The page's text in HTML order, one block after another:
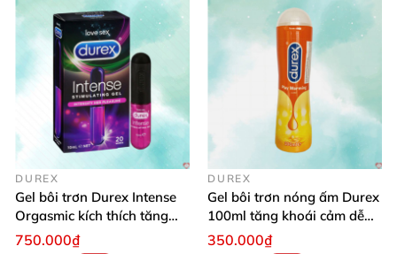
DUREX
Gel bôi trơn Durex Intense
Orgasmic kích thích tăng
hưng phấn nữ giới
750.000₫
DUREX
Gel bôi trơn nóng ấm Durex
100ml tăng khoái cảm dễ
chịu
350.000₫